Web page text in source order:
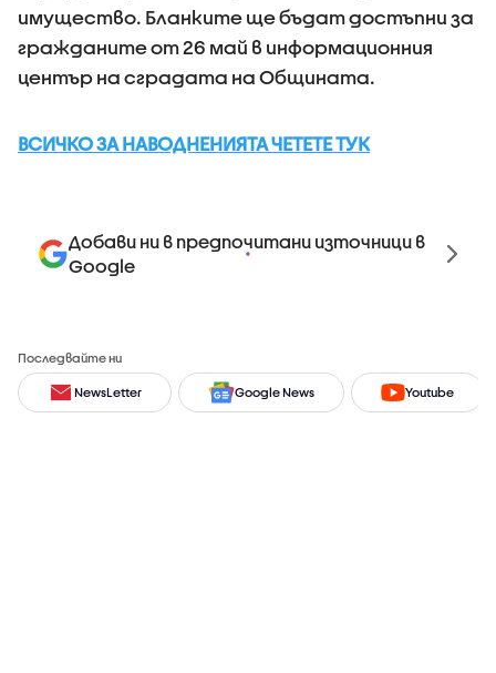
имущество. Бланките ще бъдат достъпни за
гражданите от 26 май в информационния
център на сградата на Общината.
ВСИЧКО ЗА НАВОДНЕНИЯТА ЧЕТЕТЕ ТУК
Добави ни в предпочитани източници в
Google
Последвайте ни
NewsLetter Google News Youtube